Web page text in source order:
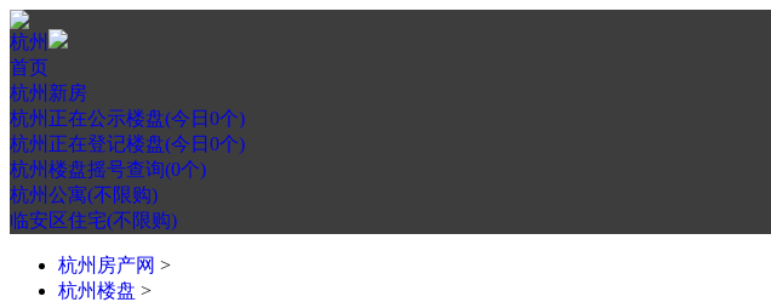
杭州
首页
杭州新房
杭州正在公示楼盘(今日0个)
杭州正在登记楼盘(今日0个)
杭州楼盘摇号查询(0个)
杭州公寓(不限购)
临安区住宅(不限购)
杭州房产网 >
杭州楼盘 >